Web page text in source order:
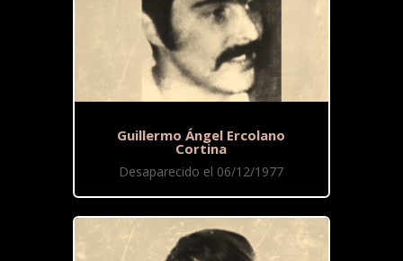
Guillermo Ángel Ercolano
Cortina
Desaparecido el 06/12/1977